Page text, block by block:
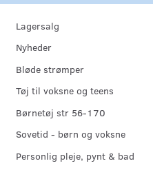
Lagersalg
Nyheder
Bløde strømper
Tøj til voksne og teens
Børnetøj str 56-170
Sovetid - børn og voksne
Personlig pleje, pynt & bad